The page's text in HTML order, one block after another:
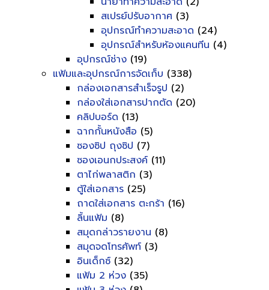
สเปรย์ปรับอากาศ (3)
อุปกรณ์ทำความสะอาด (24)
อุปกรณ์สำหรับห้องแคนทีน (4)
อุปกรณ์ช่าง (19)
แฟ้มและอุปกรณ์การจัดเก็บ (338)
กล่องเอกสารสำเร็จรูป (2)
กล่องใส่เอกสารปากตัด (20)
คลิปบอร์ด (13)
ฉากกั้นหนังสือ (5)
ซองซิป ถุงซิป (7)
ซองเอนกประสงค์ (11)
ตาไก่พลาสติก (3)
ตู้ใส่เอกสาร (25)
ถาดใส่เอกสาร ตะกร้า (16)
ลิ้นแฟ้ม (8)
สมุดกล่าวรายงาน (8)
สมุดจดโทรศัพท์ (3)
อินเด็กซ์ (32)
แฟ้ม 2 ห่วง (35)